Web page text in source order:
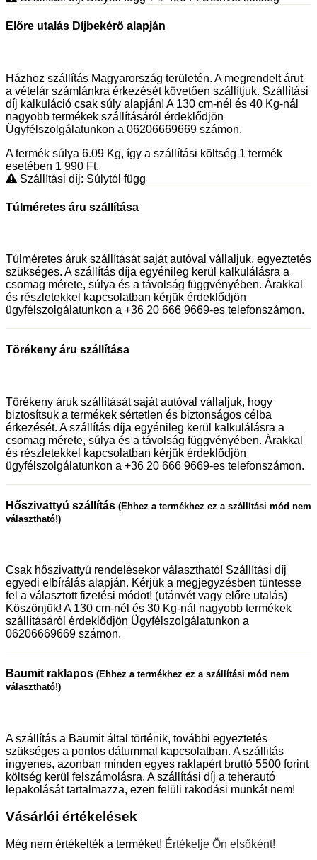
Előre utalás Díjbekérő alapján
Házhoz szállítás Magyarország területén. A megrendelt árut
a vételár számlánkra érkezését követően szállítjuk. Szállítási
díj kalkuláció csak súly alapján! A 130 cm-nél és 40 Kg-nál
nagyobb termékek szállításáról érdeklődjön
Ügyfélszolgálatunkon a 06206669669 számon.
A termék súlya 6.09 Kg, így a szállítási költség 1 termék
esetében 1 990 Ft.
Szállítási díj: Súlytól függ
Túlméretes áru szállítása
Túlméretes áruk szállítását saját autóval vállaljuk, egyeztetés
szükséges. A szállítás díja egyénileg kerül kalkulálásra a
csomag mérete, súlya és a távolság függvényében. Árakkal
és részletekkel kapcsolatban kérjük érdeklődjön
ügyfélszolgálatunkon a +36 20 666 9669-es telefonszámon.
Törékeny áru szállítása
Törékeny áruk szállítását saját autóval vállaljuk, hogy
biztosítsuk a termékek sértetlen és biztonságos célba
érkezését. A szállítás díja egyénileg kerül kalkulálásra a
csomag mérete, súlya és a távolság függvényében. Árakkal
és részletekkel kapcsolatban kérjük érdeklődjön
ügyfélszolgálatunkon a +36 20 666 9669-es telefonszámon.
Hőszivattyú szállítás (Ehhez a termékhez ez a szállítási mód nem
választható!)
Csak hőszivattyú rendelésekor választható! Szállítási díj
egyedi elbírálás alapján. Kérjük a megjegyzésben tüntesse
fel a választott fizetési módot! (utánvét vagy előre utalás)
Köszönjük! A 130 cm-nél és 30 Kg-nál nagyobb termékek
szállításáról érdeklődjön Ügyfélszolgálatunkon a
06206669669 számon.
Baumit raklapos (Ehhez a termékhez ez a szállítási mód nem
választható!)
A szállítás a Baumit által történik, további egyeztetés
szükséges a pontos dátummal kapcsolatban. A szállitás
ingyenes, azonban minden egyes raklapért bruttó 5500 forint
költség kerül felszámolásra. A szállítási díj a teherautó
lepakolását tartalmazza, ezen felüli rakodási munkát nem!
Vásárlói értékelések
Még nem értékelték a terméket! Értékelje Ön elsőként!